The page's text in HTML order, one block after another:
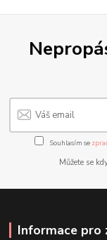
Souhlasím se
Můžete se
Informace pro